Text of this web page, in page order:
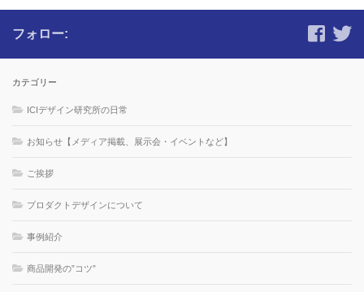
フォロー:
カテゴリー
ICIデザイン研究所の日常
お知らせ【メディア掲載、展示会・イベントなど】
ご挨拶
プロダクトデザインについて
事例紹介
商品開発の”コツ”